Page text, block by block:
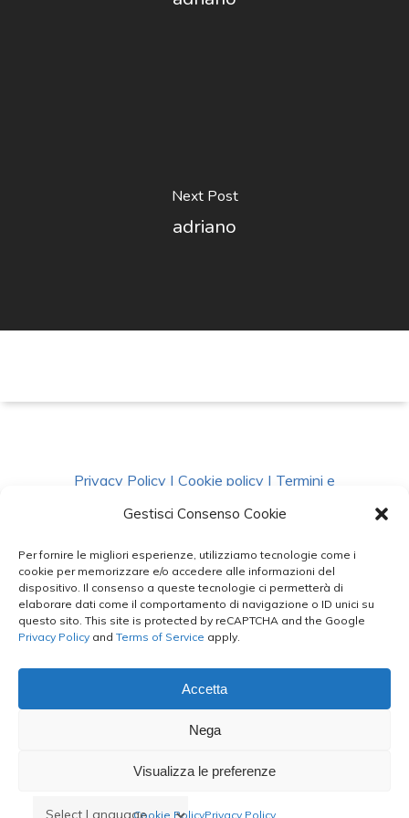
Gestisci Consenso Cookie
Per fornire le migliori esperienze, utilizziamo tecnologie come i
cookie per memorizzare e/o accedere alle informazioni del
dispositivo. Il consenso a queste tecnologie ci permetterà di
elaborare dati come il comportamento di navigazione o ID unici su
questo sito. This site is protected by reCAPTCHA and the Google
Privacy Policy and Terms of Service apply.
Accetta
Nega
Visualizza le preferenze
Cookie PolicyPrivacy Policy
Next Post
adriano
Privacy Policy | Cookie policy | Termini e
Condizioni|Richiedi Dati
facebook instagram whatsappphone
email
Le Bontà del Capo ©